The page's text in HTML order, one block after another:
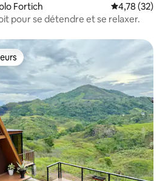
Fortich Évaluation
4,78 (32)
pour se détendre et se relaxer.